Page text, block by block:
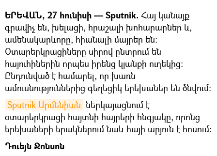
ԵՐԵՎԱՆ, 27 հունիսի — Sputnik. Հայ կանայք
գրավիչ են, խելացի, հրաշալի խոհարարներ և,
ամենակարևորը, հիանալի մայրեր են։
Օտարերկրացիները սիրով ընտրում են
հայուհիներին որպես իրենց կյանքի ուղեկից։
Ընդունված է համարել, որ խառն
ամուսնություններից գեղեցիկ երեխաներ են ծնվում։
Sputnik Արմենիան ներկայացնում է
օտարերկրացի հայտնի հայրերի հնգյակը, որոնց
երեխաների երակներում նաև հայի արյուն է հոսում։
Դուեյն Ջոնսոն